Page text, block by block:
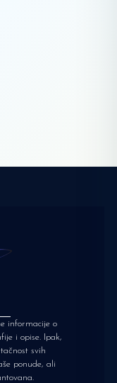
informacije o
i opise. Ipak,
svih
ponude, ali